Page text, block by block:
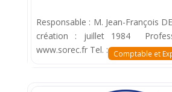
Comptable et
Responsable : M. Jean-François
création : juillet 1984
www.sorec.fr Tel. : 05 49 74 04